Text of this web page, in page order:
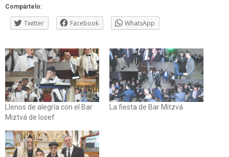
Compártelo:
Twitter Facebook WhatsApp
Llenos de alegría con el Bar
Miztvá de Iosef
La fiesta de Bar Mitzvá